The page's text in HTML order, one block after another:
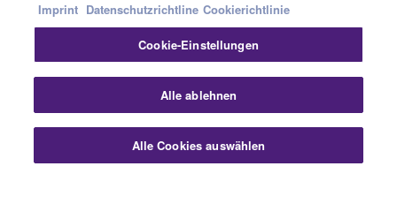
NutzungsbedingungenDatenschutzerklärung
Imprint Datenschutzrichtline Cookierichtlinie
Cookie-Einstellungen
Alle ablehnen
Alle Cookies auswählen